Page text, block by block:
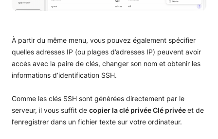
À partir du même menu, vous pouvez également spécifier
quelles adresses IP (ou plages d’adresses IP) peuvent avoir
accès avec la paire de clés, changer son nom et obtenir les
informations d’identification SSH.
Comme les clés SSH sont générées directement par le
serveur, il vous suffit de copier la clé privéeClé privéeet de
l’enregistrer dans un fichier texte sur votre ordinateur.